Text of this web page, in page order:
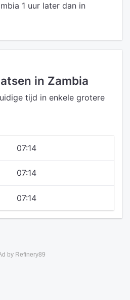
1 uur later dan in
in Zambia
tijd in enkele grotere
07:14
07:14
07:14
by Refinery89